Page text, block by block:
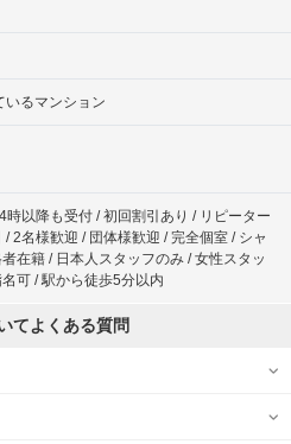
いるマンション
時以降も受付 / 初回割引あり / リピーター
2名様歓迎 / 団体様歓迎 / 完全個室 / シャ
在籍 / 日本人スタッフのみ / 女性スタッ
可 / 駅から徒歩5分以内
てよくある質問